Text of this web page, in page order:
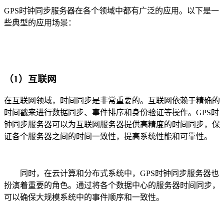
GPS时钟同步服务器在各个领域中都有广泛的应用。以下是一
些典型的应用场景：
（1）互联网
在互联网领域，时间同步是非常重要的。互联网依赖于精确的
时间戳来进行数据同步、事件排序和身份验证等操作。GPS时
钟同步服务器可以为互联网服务器提供高精度的时间同步，保
证各个服务器之间的时间一致性，提高系统性能和可靠性。
同时，在云计算和分布式系统中，GPS时钟同步服务器也
扮演着重要的角色。通过将各个数据中心的服务器时间同步，
可以确保大规模系统中的事件顺序和一致性。